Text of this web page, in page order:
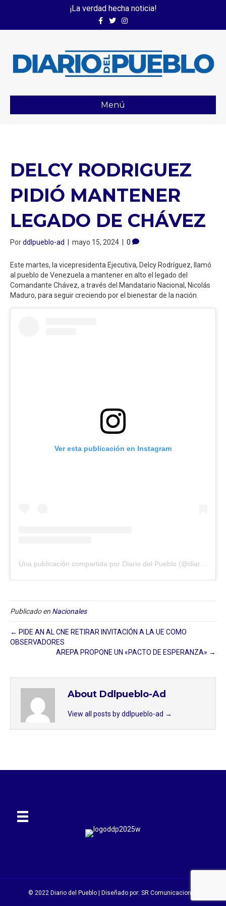
¡La verdad hecha noticia!
FacebookTwitterInstagram
Menú
DELCY RODRIGUEZ
PIDIÓ MANTENER
LEGADO DE CHÁVEZ
Porddlpueblo-ad | mayo 15, 2024 | 0
Este martes, la vicepresidenta Ejecutiva, Delcy Rodríguez, llamó
al pueblo de Venezuela a mantener en alto el legado del
Comandante Chávez, a través del Mandatario Nacional, Nicolás
Maduro, para seguir creciendo por el bienestar de la nación.
Ver esta publicación en Instagram
Publicado en Nacionales
← PIDE AN AL CNE RETIRAR INVITACIÓN A LA UE COMO
OBSERVADORES
AREPA PROPONE UN «PACTO DE ESPERANZA» →
About Ddlpueblo-Ad
View all posts by ddlpueblo-ad →
© 2022 Diario del Pueblo | Diseñado por: SR Comunicaciones